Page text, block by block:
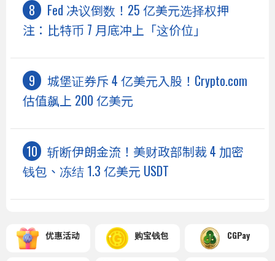
Fed 决议倒数！25 亿美元选择权押
注：比特币 7 月底冲上「这价位」
城堡证券斥 4 亿美元入股！Crypto.com
估值飙上 200 亿美元
斩断伊朗金流！美财政部制裁 4 加密
钱包、冻结 1.3 亿美元 USDT
优惠活动 购宝钱包 CGPay